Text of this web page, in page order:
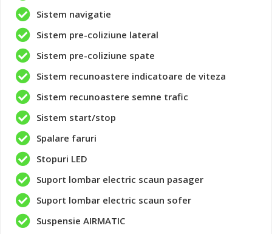
Sistem navigatie
Sistem pre-coliziune lateral
Sistem pre-coliziune spate
Sistem recunoastere indicatoare de viteza
Sistem recunoastere semne trafic
Sistem start/stop
Spalare faruri
Stopuri LED
Suport lombar electric scaun pasager
Suport lombar electric scaun sofer
Suspensie AIRMATIC